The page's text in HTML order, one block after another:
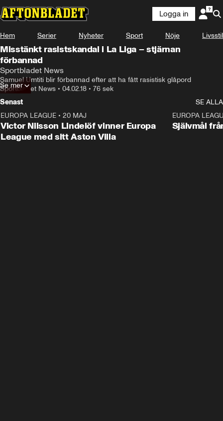
Logga in
Hem Serier Nyheter Sport Nöje Livsstil
Misstänkt rasistskandal i La Liga – stjärnan
förbannad
Sportbladet News
Samuel Umtiti blir förbannad efter att ha fått rasistisk glåpord
Sportbladet News • 04.02.18 • 76 sek
Se mer
Senast
SE ALLA
EUROPA LEAGUE • 20 MAJ
Victor Nilsson Lindelöf vinner Europa
League med sitt Aston Villa
EUROPA
Självmål